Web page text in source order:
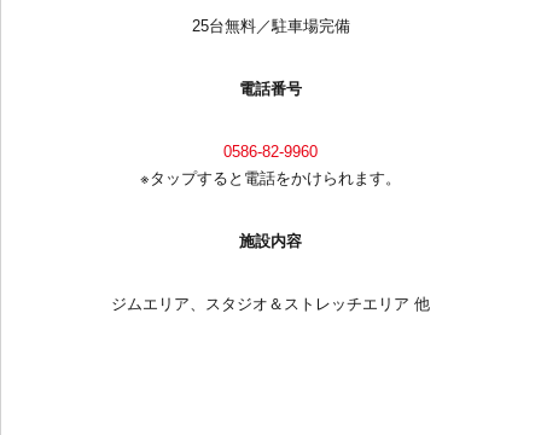
25台無料／駐車場完備
電話番号
0586-82-9960
※タップすると電話をかけられます。
施設内容
ジムエリア、スタジオ＆ストレッチエリア 他